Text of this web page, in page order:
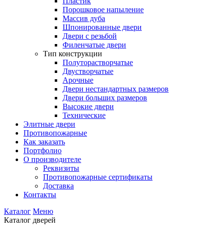
Порошковое напыление
Массив дуба
Шпонированные двери
Двери с резьбой
Филенчатые двери
Тип конструкции
Полуторастворчатые
Двустворчатые
Арочные
Двери нестандартных размеров
Двери больших размеров
Высокие двери
Технические
Элитные двери
Противопожарные
Как заказать
Портфолио
О производителе
Реквизиты
Противопожарные сертификаты
Доставка
Контакты
Каталог Меню
Каталог дверей